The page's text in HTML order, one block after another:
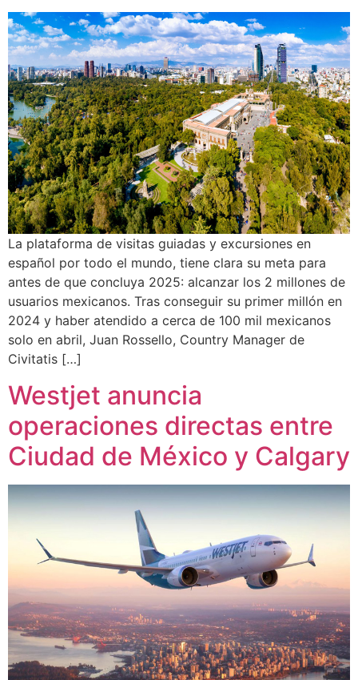
La plataforma de visitas guiadas y excursiones en
español por todo el mundo, tiene clara su meta para
antes de que concluya 2025: alcanzar los 2 millones de
usuarios mexicanos. Tras conseguir su primer millón en
2024 y haber atendido a cerca de 100 mil mexicanos
solo en abril, Juan Rossello, Country Manager de
Civitatis […]
Westjet anuncia
operaciones directas entre
Ciudad de México y Calgary